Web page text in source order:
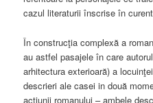
cazul literaturii înscrise în
În construcţia complexă a
au astfel pasajele în care
arhitectura exterioară) a
descrieri ale casei in două
acţiunii romanului – ambele